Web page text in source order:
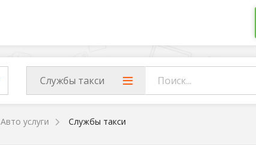
Службы такси
Авто услуги Службы такси